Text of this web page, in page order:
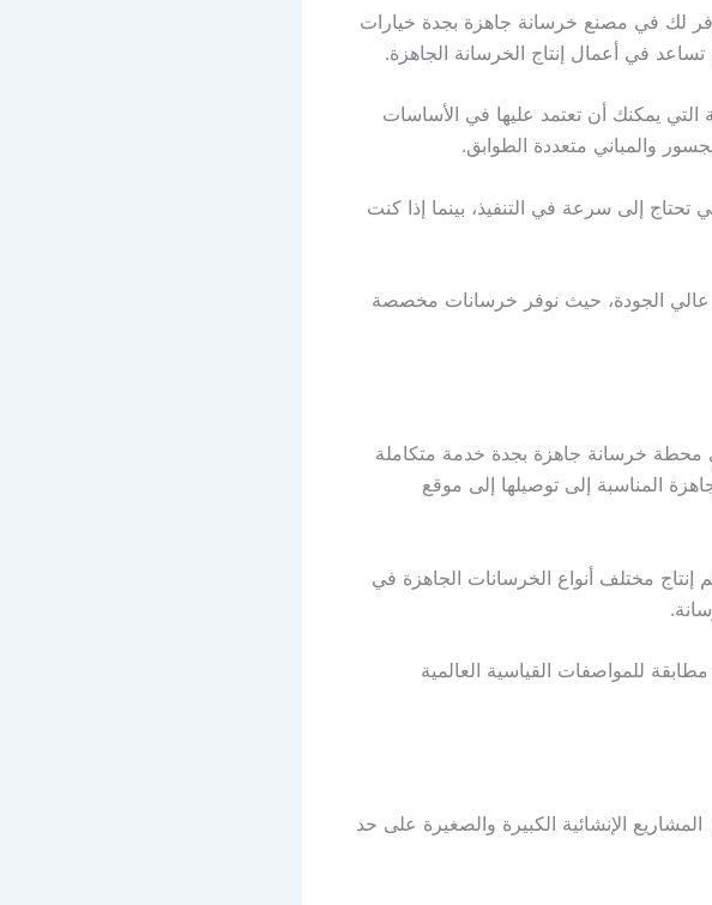
لك في مصنع خرسانة جاهزة بجدة خيارات
في أعمال إنتاج الخرسانة الجاهزة.
التي يمكنك أن تعتمد عليها في الأساسات
والمباني متعددة الطوابق.
إلى سرعة في التنفيذ، بينما إذا كنت
الجودة، حيث نوفر خرسانات مخصصة
محطة خرسانة جاهزة بجدة خدمة متكاملة
المناسبة إلى توصيلها إلى موقع
إنتاج مختلف أنواع الخرسانات الجاهزة في
للمواصفات القياسية العالمية
الإنشائية الكبيرة والصغيرة على حد